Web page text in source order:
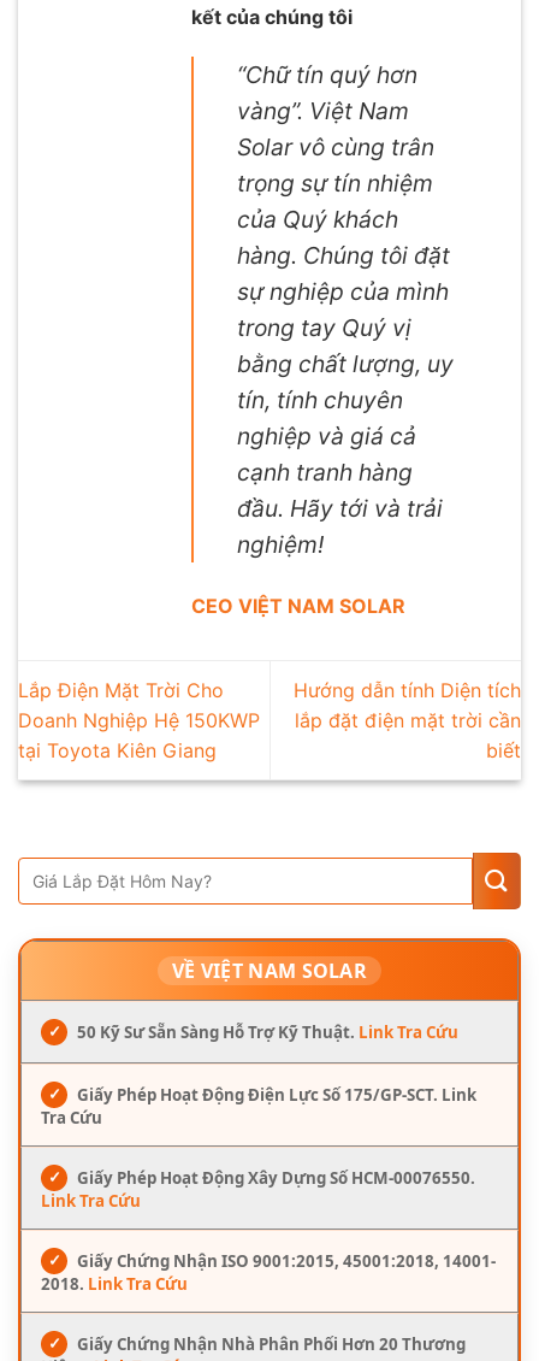
kết của chúng tôi
“Chữ tín quý hơn
vàng”. Việt Nam
Solar vô cùng trân
trọng sự tín nhiệm
của Quý khách
hàng. Chúng tôi đặt
sự nghiệp của mình
trong tay Quý vị
bằng chất lượng, uy
tín, tính chuyên
nghiệp và giá cả
cạnh tranh hàng
đầu. Hãy tới và trải
nghiệm!
CEO VIỆT NAM SOLAR
Lắp Điện Mặt Trời Cho
Doanh Nghiệp Hệ 150KWP
tại Toyota Kiên Giang
Hướng dẫn tính Diện tích
lắp đặt điện mặt trời cần
biết
VỀ VIỆT NAM SOLAR
✓ 50 Kỹ Sư Sẵn Sàng Hỗ Trợ Kỹ Thuật. Link Tra Cứu
✓
Giấy Phép Hoạt Động Điện Lực Số 175/GP-SCT. Link
Tra Cứu
✓
Giấy Phép Hoạt Động Xây Dựng Số HCM-00076550.
Link Tra Cứu
✓
Giấy Chứng Nhận ISO 9001:2015, 45001:2018, 14001-
2018. Link Tra Cứu
✓
Giấy Chứng Nhận Nhà Phân Phối Hơn 20 Thương